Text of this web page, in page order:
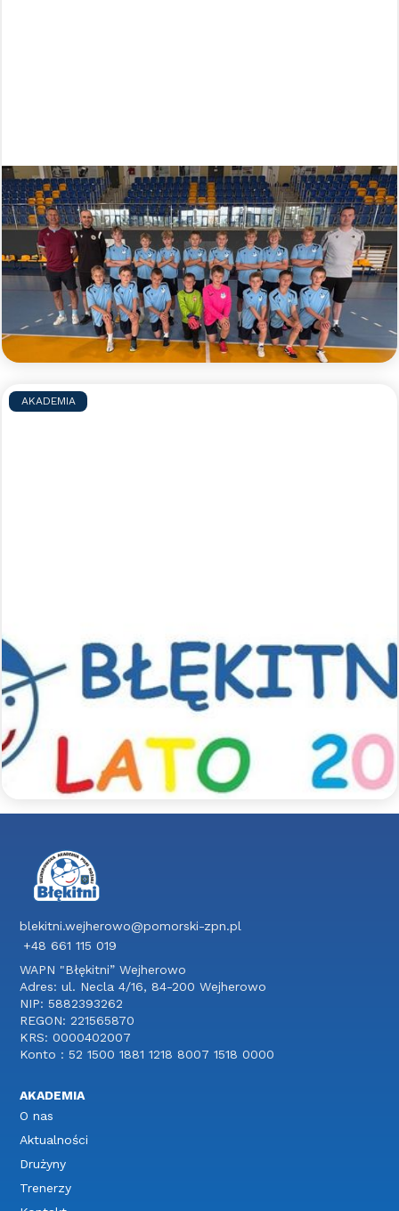
Błękitny obóz indywidualny - lato
2026
Zapraszamy zaczarowanych piłką nożną
zawodników i zawodniczki do udziału w błękitnym
obozie indywidualnym, podczas którego pod opieką
doświadczonych trenerów będzie można w małych
grupach doskonalić swoje umiejętności piłkarskie.
Czytaj więcej >>
AKADEMIA
- lato 2026
Zapraszamy na sportowe półkolonie z Błękitnymi.
Jak co roku szykujemy dla uczestników mnóstwo
aktywności sportowych pod opieką
wykwalifikowanych trenerów, a także wspólne
wycieczki integracyjne.
Czytaj więcej >>
blekitni.wejherowo@pomorski-zpn.pl
+48 661 115 019
WAPN "Błękitni” Wejherowo
Adres: ul. Necla 4/16, 84-200 Wejherowo
NIP: 5882393262
REGON: 221565870
KRS: 0000402007
Konto : 52 1500 1881 1218 8007 1518 0000
AKADEMIA
O nas
Aktualności
Drużyny
Trenerzy